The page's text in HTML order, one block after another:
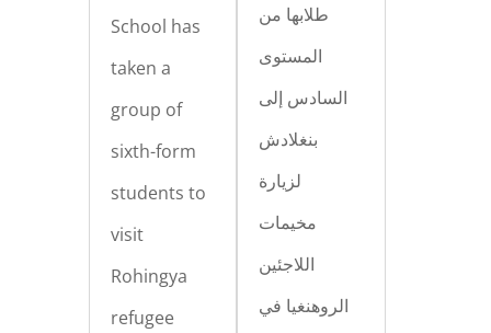
School has
taken a
group of
sixth-form
students to
visit
Rohingya
refugee
طلابها من
المستوى
السادس إلى
بنغلادش
لزيارة
مخيمات
اللاجئين
الروهنغيا في